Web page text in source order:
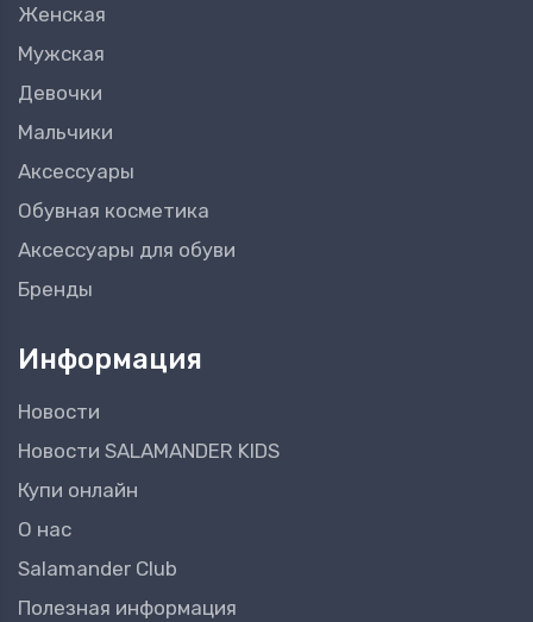
Женская
Мужская
Девочки
Мальчики
Аксессуары
Обувная косметика
Аксессуары для обуви
Бренды
Информация
Новости
Новости SALAMANDER KIDS
Купи онлайн
О нас
Salamander Club
Полезная информация